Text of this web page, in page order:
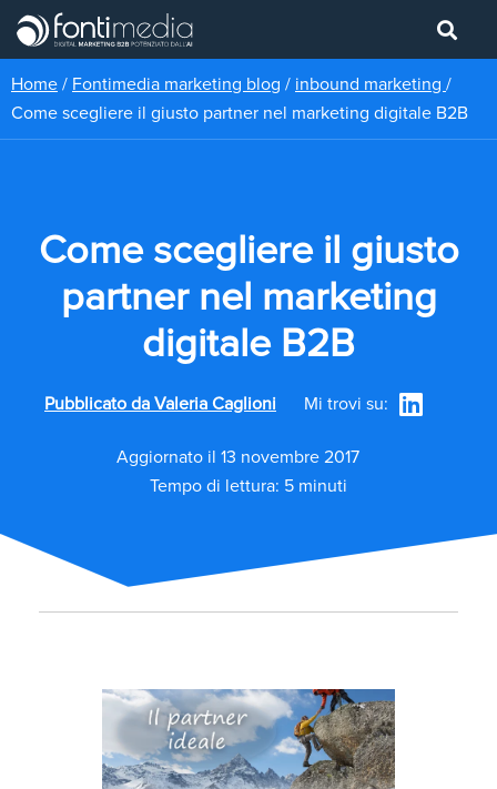
Home / Fontimedia marketing blog / inbound marketing /
Come scegliere il giusto partner nel marketing digitale B2B
Come scegliere il giusto
partner nel marketing
digitale B2B
Pubblicato da Valeria Caglioni Mi trovi su:
Aggiornato il 13 novembre 2017
Tempo di lettura: 5 minuti